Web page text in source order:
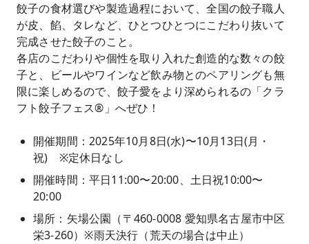
餃子の食材選びや製造過程において、全国の餃子職人
が皮、餡、タレなど、ひとつひとつにこだわり抜いて
完成させた餃子のこと。
各店のこだわりや個性を取り入れた創造的な数々の餃
子と、ビールやワインなど飲み物とのペアリングも無
限に楽しめるので、餃子愛をより深められるの「クラ
フト餃子フェス®」へぜひ！
開催期間：2025年10月8日(水)〜10月13日(月・
祝) ※定休日なし
開催時間：平日11:00〜20:00、土日祝10:00〜
20:00
場所：矢場公園（〒460-0008 愛知県名古屋市中区
栄3-260）※雨天決行（荒天の場合は中止）